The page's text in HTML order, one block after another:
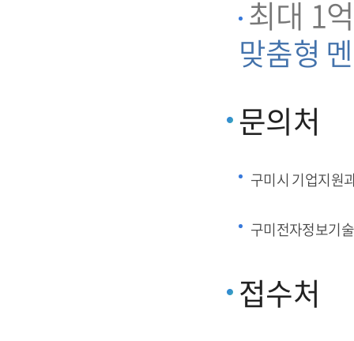
최대 1
맞춤형
문의처
구미시 기업지원
구미전자정보기
접수처